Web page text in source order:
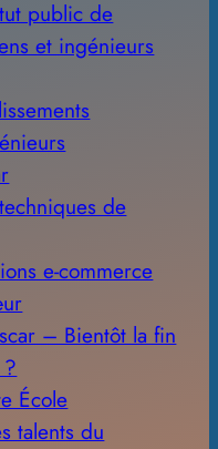
public de
et ingénieurs
de
e-commerce
– Bientôt la fin
École
talents du